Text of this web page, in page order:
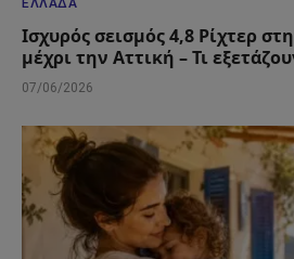
ΕΛΛΆΔΑ
Ισχυρός σεισμός 4,8 Ρίχτερ
μέχρι την Αττική – Τι
07/06/2026